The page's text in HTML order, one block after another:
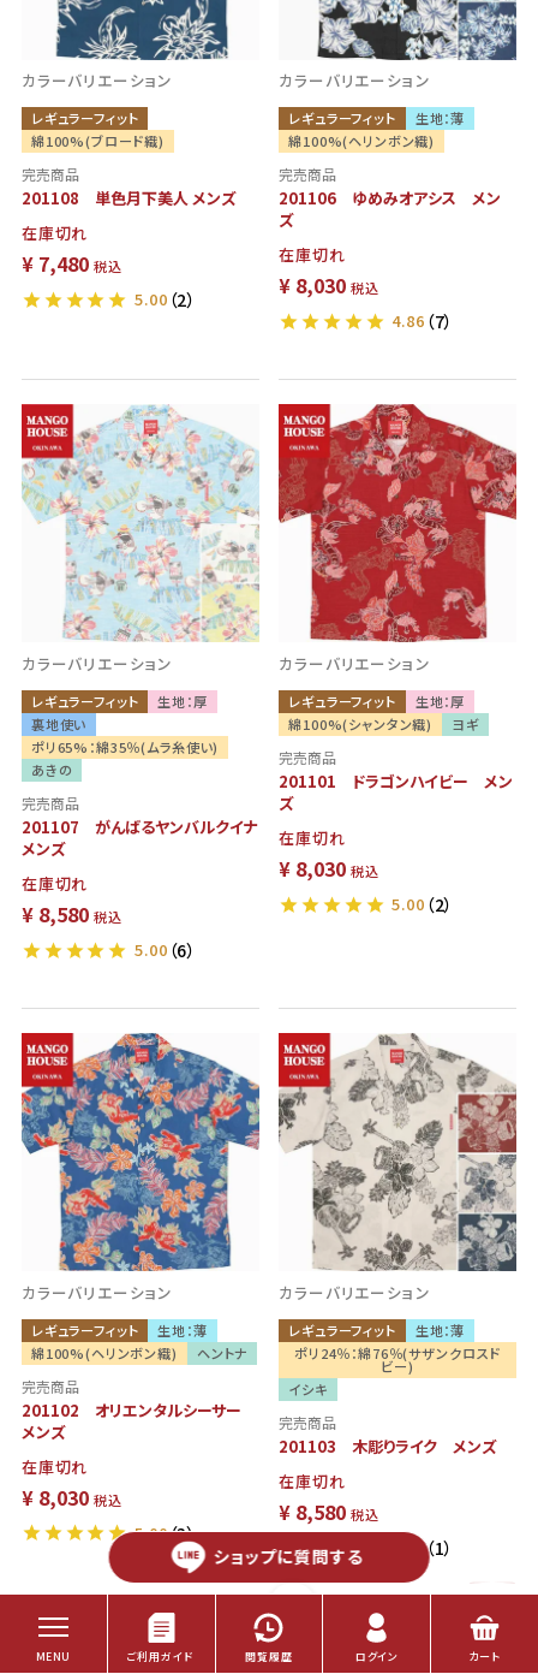
カラーバリエーション
レギュラーフィット
綿100%(ブロード織)
完売商品
201108 単色月下美人 メンズ
在庫切れ
¥ 7,480 税込
5.00 （2）
カラーバリエーション
レギュラーフィット
生地：薄
綿100%(ヘリンボン織)
完売商品
201106 ゆめみオアシス メン
ズ
在庫切れ
¥ 8,030 税込
4.86 （7）
カラーバリエーション
レギュラーフィット
生地：厚
裏地使い
ポリ65%：綿35％(ムラ糸使い)
あきの
完売商品
201107 がんばるヤンバルクイナ
メンズ
在庫切れ
¥ 8,580 税込
5.00 （6）
カラーバリエーション
レギュラーフィット
生地：厚
綿100%(シャンタン織)
ヨギ
完売商品
201101 ドラゴンハイビー メン
ズ
在庫切れ
¥ 8,030 税込
5.00 （2）
カラーバリエーション
レギュラーフィット
生地：薄
綿100%(ヘリンボン織)
ヘントナ
完売商品
201102 オリエンタルシーサー
メンズ
在庫切れ
¥ 8,030 税込
5.00（3）
カラーバリエーション
レギュラーフィット
生地：薄
ポリ24％：綿76％(サザンクロスド
ビー)
イシキ
完売商品
201103 木彫りライク メンズ
在庫切れ
¥ 8,580 税込
5.00（1）
ショップに質問する